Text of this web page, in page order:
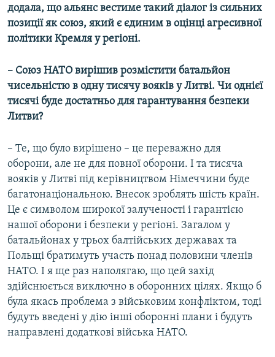
додала, що альянс вестиме такий діалог із сильних
позиції як союз, який є єдиним в оцінці агресивної
політики Кремля у регіоні.
– Союз НАТО вирішив розмістити батальйон
чисельністю в одну тисячу вояків у Литві. Чи однієї
тисячі буде достатньо для гарантування безпеки
Литви?
– Те, що було вирішено – це переважно для
оборони, але не для повної оборони. І та тисяча
вояків у Литві під керівництвом Німеччини буде
багатонаціональною. Внесок зроблять шість країн.
Це є символом широкої залученості і гарантією
нашої оборони і безпеки у регіоні. Загалом у
батальйонах у трьох балтійських державах та
Польщі братимуть участь понад половини членів
НАТО. І я ще раз наполягаю, що цей захід
здійснюється виключно в оборонних цілях. Якщо б
була якась проблема з військовим конфліктом, тоді
будуть введені у дію інші оборонні плани і будуть
направлені додаткові війська НАТО.